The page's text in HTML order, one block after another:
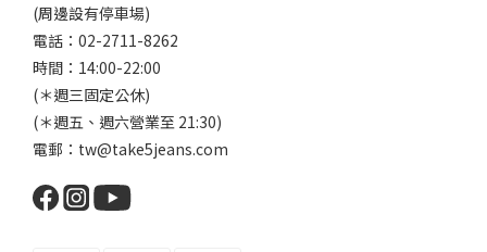
(周邊設有停車場)
電話：02-2711-8262
時間：14:00-22:00
(＊週三固定公休)
(＊週五、週六營業至 21:30)
電郵：tw@take5jeans.com